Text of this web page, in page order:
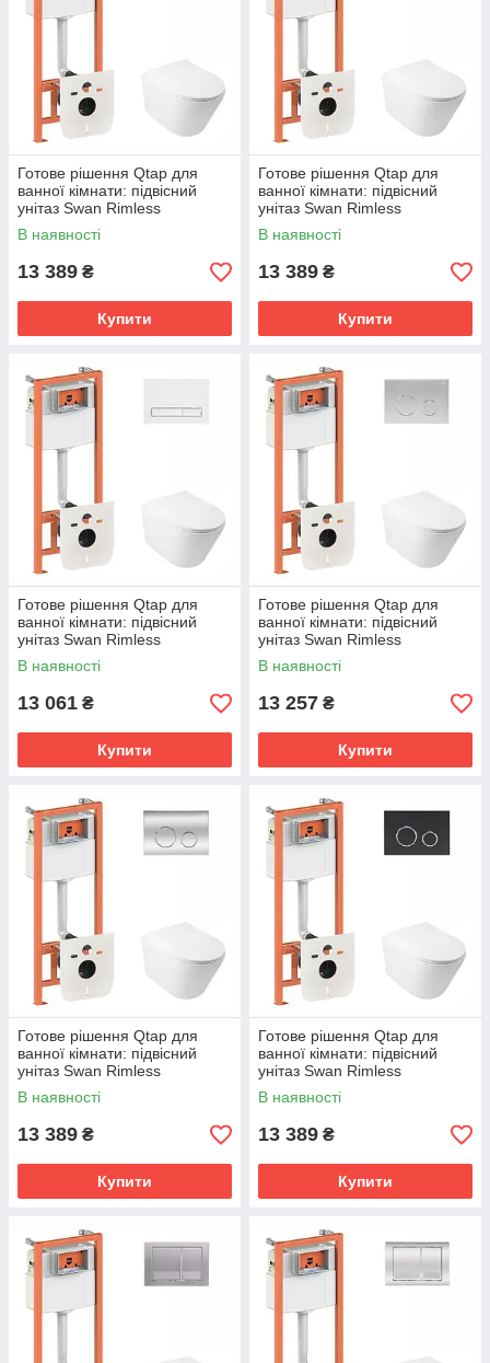
Готове рішення Qtap для
ванної кімнати: підвісний
унітаз Swan Rimless
520х360х320 + комплект
інсталяції Nest 4 в 1 (лінійна
В наявності
13 389 ₴
Купити
Готове рішення Qtap для
ванної кімнати: підвісний
унітаз Swan Rimless
520х360х320 + комплект
інсталяції Nest 4 в 1 (лінійна
В наявності
13 389 ₴
Купити
Готове рішення Qtap для
ванної кімнати: підвісний
унітаз Swan Rimless
520х360х320 + комплект
інсталяції Nest 4 в 1 (лінійна
В наявності
13 061 ₴
Купити
Готове рішення Qtap для
ванної кімнати: підвісний
унітаз Swan Rimless
520х360х320 + комплект
інсталяції Nest 4 в 1 (кругла
В наявності
13 257 ₴
Купити
Готове рішення Qtap для
ванної кімнати: підвісний
унітаз Swan Rimless
520х360х320 + комплект
інсталяції Nest 4 в 1 (кругла
В наявності
13 389 ₴
Купити
Готове рішення Qtap для
ванної кімнати: підвісний
унітаз Swan Rimless
520х360х320 + комплект
інсталяції Nest 4 в 1 (кругла
В наявності
13 389 ₴
Купити